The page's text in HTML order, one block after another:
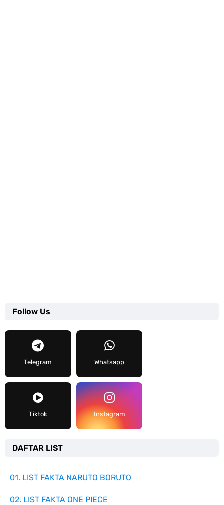
Follow Us
Telegram Whatsapp
Tiktok Instagram
DAFTAR LIST
01. LIST FAKTA NARUTO BORUTO
02. LIST FAKTA ONE PIECE